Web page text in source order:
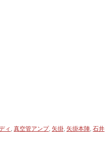
ィ , 真空管アンプ, 矢掛, 矢掛本陣, 石井